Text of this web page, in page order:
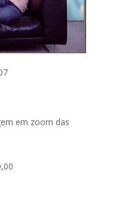
em zoom das